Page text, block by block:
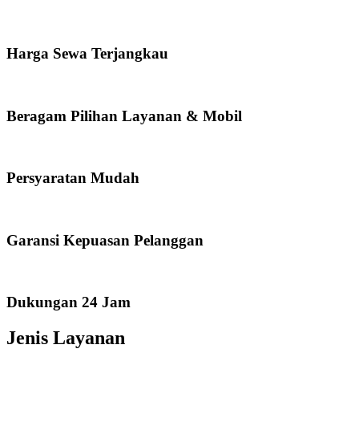
Harga Sewa Terjangkau
Beragam Pilihan Layanan & Mobil
Persyaratan Mudah
Garansi Kepuasan Pelanggan
Dukungan 24 Jam
Jenis Layanan